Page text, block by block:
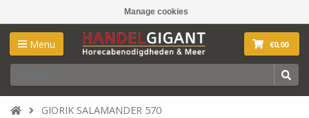
Manage cookies
Menu €0,00
GIORIK SALAMANDER 570